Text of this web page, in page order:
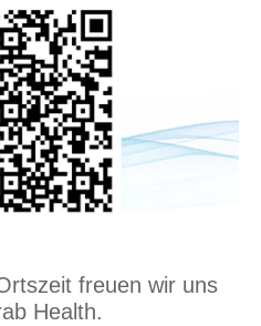
freuen wir uns
Health.